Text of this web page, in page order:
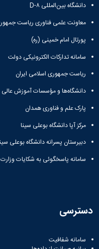
دانشگاه بین‌المللی D-۸
معاونت علمی فناوری ریاست
پورتال امام خمینی (ره)
سامانه تدارکات الکترونیکی دولت
ریاست جمهوری اسلامی ایران
دانشگاه‌ها و مؤسسات آموزش عالی
پارک علم و فناوری همدان
مرکز آپا دانشگاه بوعلی سینا
دبیرستان پسرانه دانشگاه بوعلی
سامانه پاسخگوئی به شکایات
دسترسی
سامانه شفافیت